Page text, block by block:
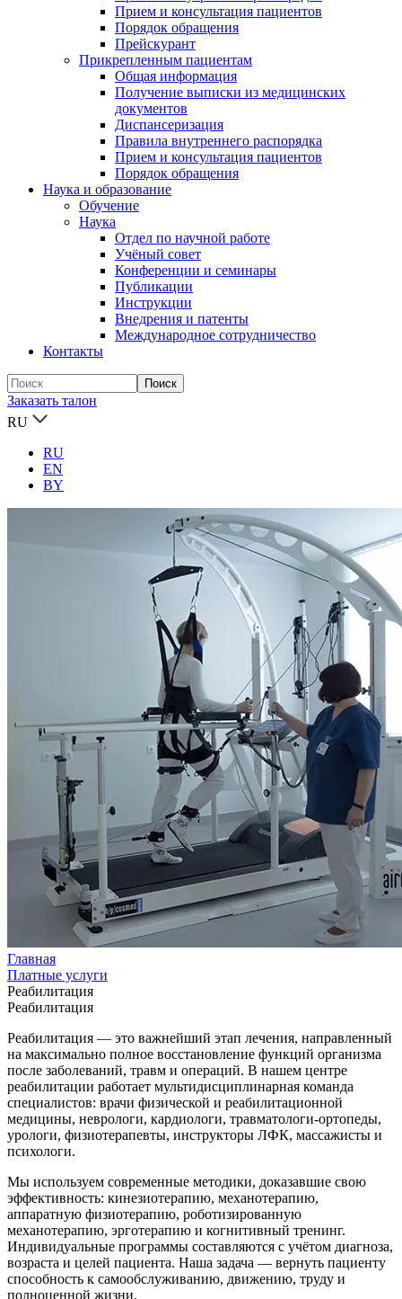
Прием и консультация пациентов
Порядок обращения
Прейскурант
Прикрепленным пациентам
Общая информация
Получение выписки из медицинских
документов
Диспансеризация
Правила внутреннего распорядка
Прием и консультация пациентов
Порядок обращения
Наука и образование
Обучение
Наука
Отдел по научной работе
Учёный совет
Конференции и семинары
Публикации
Инструкции
Внедрения и патенты
Международное сотрудничество
Контакты
Заказать талон
RU
RU
EN
BY
Главная
Платные услуги
Реабилитация
Реабилитация
Реабилитация — это важнейший этап лечения, направленный
на максимально полное восстановление функций организма
после заболеваний, травм и операций. В нашем центре
реабилитации работает мультидисциплинарная команда
специалистов: врачи физической и реабилитационной
медицины, неврологи, кардиологи, травматологи-ортопеды,
урологи, физиотерапевты, инструкторы ЛФК, массажисты и
психологи.
Мы используем современные методики, доказавшие свою
эффективность: кинезиотерапию, механотерапию,
аппаратную физиотерапию, роботизированную
механотерапию, эрготерапию и когнитивный тренинг.
Индивидуальные программы составляются с учётом диагноза,
возраста и целей пациента. Наша задача — вернуть пациенту
способность к самообслуживанию, движению, труду и
полноценной жизни.